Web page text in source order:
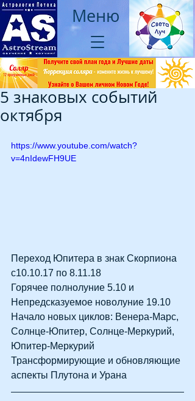
Меню
5 знаковых событий
октября
https://www.youtube.com/watch?
v=4nIdewFH9UE
Переход Юпитера в знак Скорпиона
с10.10.17 по 8.11.18
Горячее полнолуние 5.10 и
Непредсказуемое новолуние 19.10
Начало новых циклов: Венера-Марс,
Солнце-Юпитер, Солнце-Меркурий,
Юпитер-Меркурий
Трансформирующие и обновляющие
аспекты Плутона и Урана